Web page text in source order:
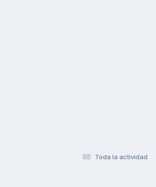
Toda la actividad